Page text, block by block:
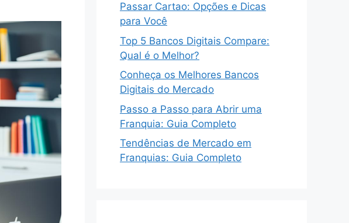
Passar Cartao: Opções e Dicas
para Você
Top 5 Bancos Digitais Compare:
Qual é o Melhor?
Conheça os Melhores Bancos
Digitais do Mercado
Passo a Passo para Abrir uma
Franquia: Guia Completo
Tendências de Mercado em
Franquias: Guia Completo